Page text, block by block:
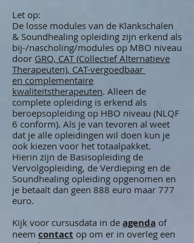
Let op:
De losse modules van de Klankschalen
& Soundhealing opleiding zijn erkend als
bij-/nascholing/modules op MBO niveau
door GRO, CAT (Collectief Alternatieve
Therapeuten), CAT-vergoedbaar
en complementaire
kwaliteitstherapeuten. Alleen de
complete opleiding is erkend als
beroepsopleiding op HBO niveau (NLQF
6 conform).​ Als je van tevoren al weet
dat je alle opleidingen wil doen kun je
ook kiezen voor het totaalpakket.
Hierin zijn de Basisopleiding de
Vervolgopleiding, de Verdieping en de
Soundhealing opleiding opgenomen en
je betaalt dan geen 888 euro maar 777
euro.
Kijk voor cursusdata in de agenda of
neem contact op om er in overleg een